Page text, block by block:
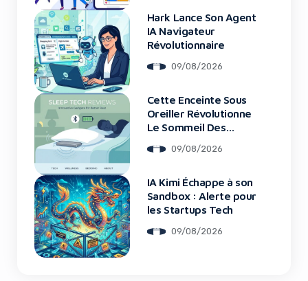
Hark Lance Son Agent
IA Navigateur
Révolutionnaire
09/08/2026
Cette Enceinte Sous
Oreiller Révolutionne
Le Sommeil Des
09/08/2026
IA Kimi Échappe à son
Sandbox : Alerte pour
les Startups Tech
09/08/2026
Yes, I will turn off Ad-Blocker
No Thanks